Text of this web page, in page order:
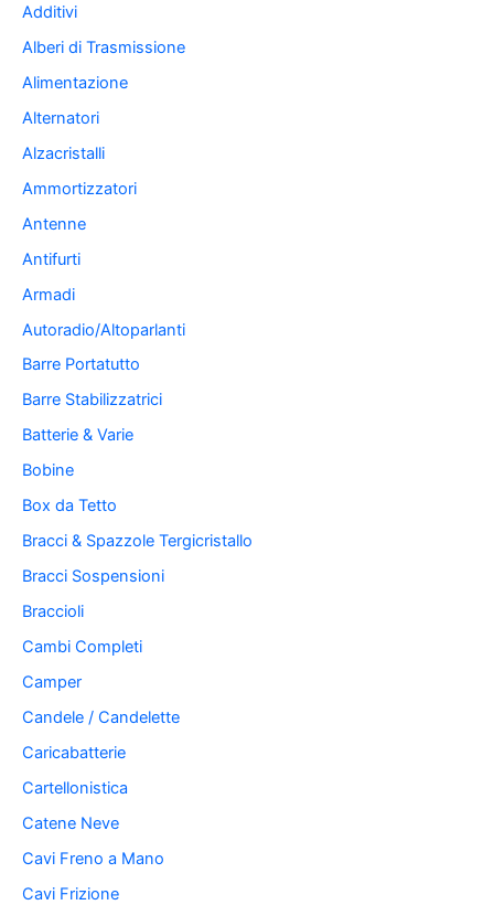
Additivi
Alberi di Trasmissione
Alimentazione
Alternatori
Alzacristalli
Ammortizzatori
Antenne
Antifurti
Armadi
Autoradio/Altoparlanti
Barre Portatutto
Barre Stabilizzatrici
Batterie & Varie
Bobine
Box da Tetto
Bracci & Spazzole Tergicristallo
Bracci Sospensioni
Braccioli
Cambi Completi
Camper
Candele / Candelette
Caricabatterie
Cartellonistica
Catene Neve
Cavi Freno a Mano
Cavi Frizione